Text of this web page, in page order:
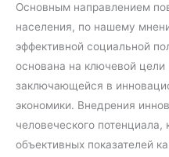
Основным направлением
населения, по нашему
эффективной социальной
основана на ключевой цели
заключающейся в
экономики. Внедрения
человеческого
объективных показателей